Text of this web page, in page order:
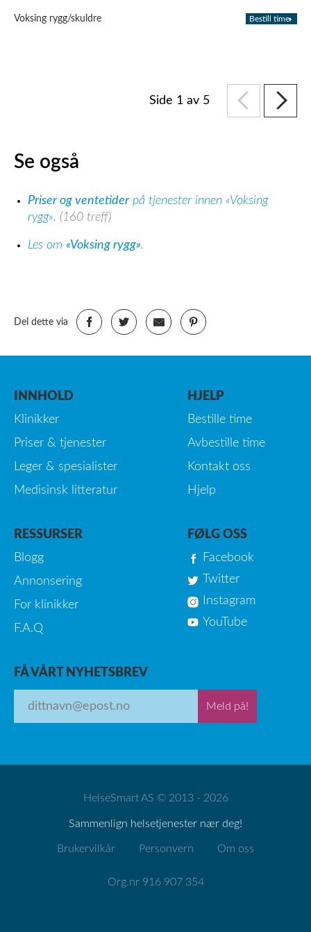
Voksing rygg/skuldre Bestill time
Side 1 av 5
Se også
Priser og ventetiderpå tjenester innen «Voksing
rygg». (160 treff)
Les om «Voksing rygg».
Del dette via
INNHOLD
Klinikker
Priser & tjenester
Leger & spesialister
Medisinsk litteratur
HJELP
Bestille time
Avbestille time
Kontakt oss
Hjelp
RESSURSER
Blogg
Annonsering
For klinikker
F.A.Q
FØLG OSS
Facebook
Twitter
Instagram
YouTube
FÅ VÅRT NYHETSBREV
Meld på!
HelseSmart AS © 2013 - 2026
Sammenlign helsetjenester nær deg!
Brukervilkår Personvern Om oss
Org.nr 916 907 354